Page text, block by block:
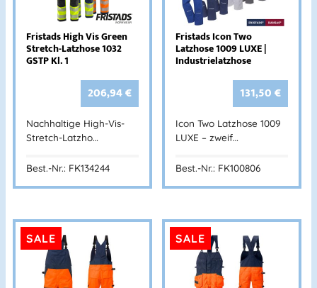
Fristads High Vis Green
Stretch-Latzhose 1032
GSTP Kl. 1
206,94€
Nachhaltige High-Vis-
Stretch-Latzho…
Best.-Nr.: FK134244
Fristads Icon Two
Latzhose 1009 LUXE |
Industrielatzhose
131,50€
Icon Two Latzhose 1009
LUXE – zweif…
Best.-Nr.: FK100806
SALE SALE